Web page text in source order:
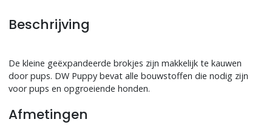
Beschrijving
De kleine geëxpandeerde brokjes zijn makkelijk te kauwen
door pups. DW Puppy bevat alle bouwstoffen die nodig zijn
voor pups en opgroeiende honden.
Afmetingen